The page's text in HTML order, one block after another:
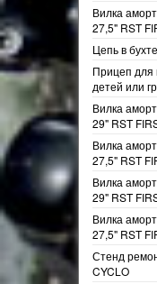
Вилка
27,5" RST
Цепь в
Прицеп для
детей или
Вилка
29" RST
Вилка
27,5" RST
Вилка
29" RST
Вилка
27,5" RST
Стенд
CYCLO